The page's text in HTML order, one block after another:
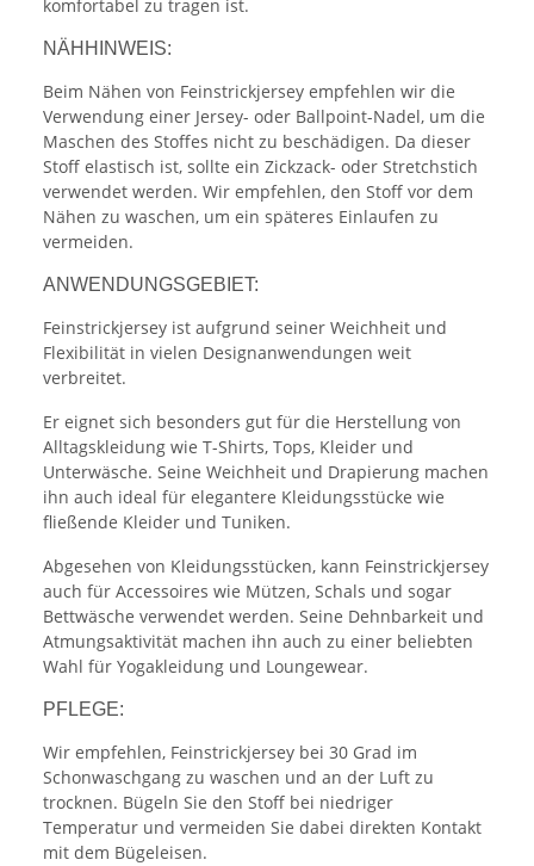
komfortabel zu tragen ist.
NÄHHINWEIS:
Beim Nähen von Feinstrickjersey empfehlen wir die
Verwendung einer Jersey- oder Ballpoint-Nadel, um die
Maschen des Stoffes nicht zu beschädigen. Da dieser
Stoff elastisch ist, sollte ein Zickzack- oder Stretchstich
verwendet werden. Wir empfehlen, den Stoff vor dem
Nähen zu waschen, um ein späteres Einlaufen zu
vermeiden.
ANWENDUNGSGEBIET:
Feinstrickjersey ist aufgrund seiner Weichheit und
Flexibilität in vielen Designanwendungen weit
verbreitet.
Er eignet sich besonders gut für die Herstellung von
Alltagskleidung wie T-Shirts, Tops, Kleider und
Unterwäsche. Seine Weichheit und Drapierung machen
ihn auch ideal für elegantere Kleidungsstücke wie
fließende Kleider und Tuniken.
Abgesehen von Kleidungsstücken, kann Feinstrickjersey
auch für Accessoires wie Mützen, Schals und sogar
Bettwäsche verwendet werden. Seine Dehnbarkeit und
Atmungsaktivität machen ihn auch zu einer beliebten
Wahl für Yogakleidung und Loungewear.
PFLEGE:
Wir empfehlen, Feinstrickjersey bei 30 Grad im
Schonwaschgang zu waschen und an der Luft zu
trocknen. Bügeln Sie den Stoff bei niedriger
Temperatur und vermeiden Sie dabei direkten Kontakt
mit dem Bügeleisen.